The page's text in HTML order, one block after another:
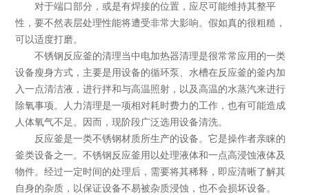
对于端口部分，或是有焊接的位置，应尽可能维持其整平
性，要不然表层处理性能将遭受非常大影响。假如真的很粗糙，
可以适度打磨。
不锈钢反应釜的清理当中电加热器清理是很常常应用的一类
设备瘦身方式，主要是用设备的循环泵、水槽在反应釜的釜内加
入一点清洁液，进行拌和与高温照射，以及高温的水蒸汽来进行
除氧事项。人力清理是一项相对耗时费力的工作，也有可能造成
人体氧气不足。因而，现阶段广泛选用设备清洗。
反应釜是一类不锈钢材质所生产的设备。它是操作者亲睐的
釜类设备之一。不锈钢反应釜用以处理液体和一点高浸蚀液体及
物件。经过一定时间的处理后，需要将其稀释，即应清晰了解其
自身的杂质，以保证设备不易被杂质浸蚀，也不会损坏设备。